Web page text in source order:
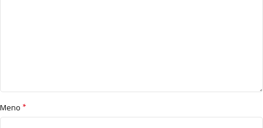
Meno*